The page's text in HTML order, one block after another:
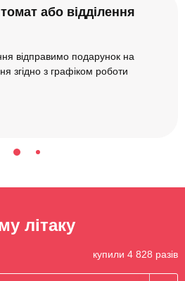
або відділення
відправимо подарунок на
згідно з графіком роботи
літаку
купили 4 828 разів